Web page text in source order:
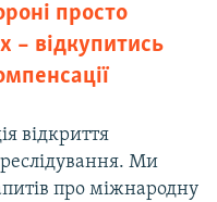
просто
– відкупитись
відкриття
Ми
про міжнародну